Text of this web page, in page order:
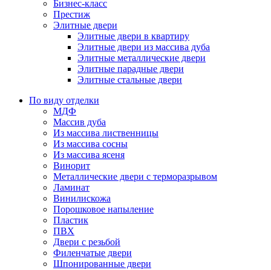
Бизнес-класс
Престиж
Элитные двери
Элитные двери в квартиру
Элитные двери из массива дуба
Элитные металлические двери
Элитные парадные двери
Элитные стальные двери
По виду отделки
МДФ
Массив дуба
Из массива лиственницы
Из массива сосны
Из массива ясеня
Винорит
Металлические двери с терморазрывом
Ламинат
Винилискожа
Порошковое напыление
Пластик
ПВХ
Двери с резьбой
Филенчатые двери
Шпонированные двери